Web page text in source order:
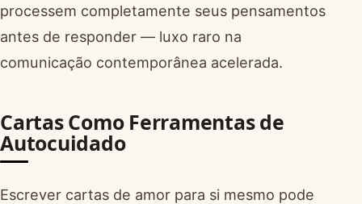
processem completamente seus pensamentos
antes de responder — luxo raro na
comunicação contemporânea acelerada.
Cartas Como Ferramentas de
Autocuidado
Escrever cartas de amor para si mesmo pode